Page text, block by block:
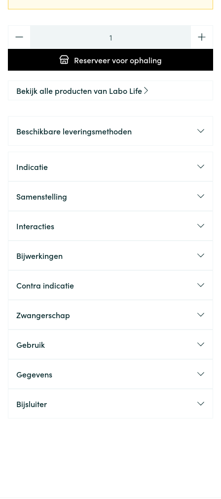
Reserveervoor ophaling
Bekijk alle producten van Labo Life
Beschikbare leveringsmethoden
Indicatie
Samenstelling
Interacties
Bijwerkingen
Contra indicatie
Zwangerschap
Gebruik
Gegevens
Bijsluiter